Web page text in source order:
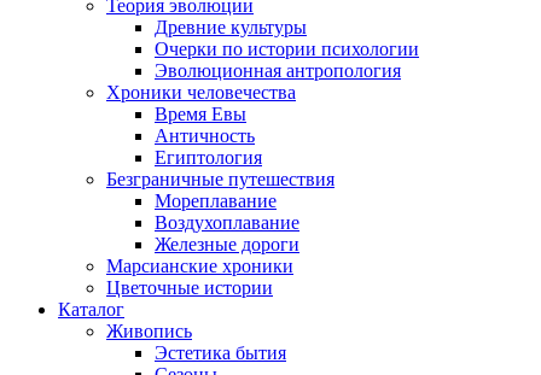
Теория эволюции
Древние культуры
Очерки по истории психологии
Эволюционная антропология
Хроники человечества
Время Евы
Античность
Египтология
Безграничные путешествия
Мореплавание
Воздухоплавание
Железные дороги
Марсианские хроники
Цветочные истории
Каталог
Живопись
Эстетика бытия